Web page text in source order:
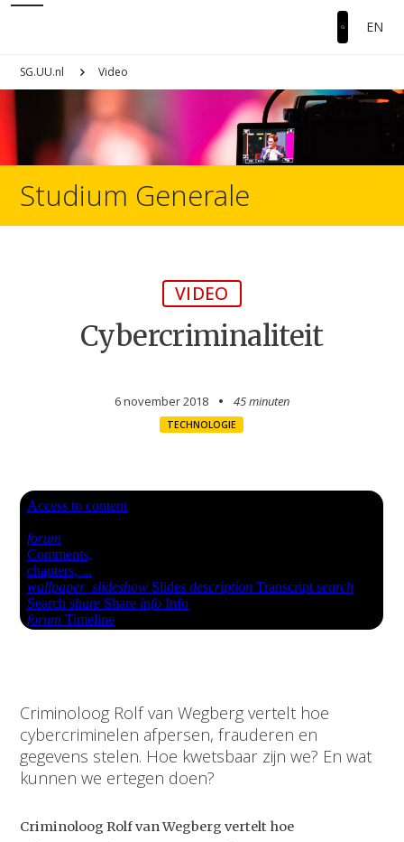
EN
SG.UU.nl Video
Studium Generale
VIDEO
Cybercriminaliteit
6 november 2018 45 minuten
TECHNOLOGIE
Criminoloog Rolf van Wegberg vertelt hoe
cybercriminelen afpersen, frauderen en
gegevens stelen. Hoe kwetsbaar zijn we? En wat
kunnen we ertegen doen?
Criminoloog Rolf van Wegberg vertelt hoe